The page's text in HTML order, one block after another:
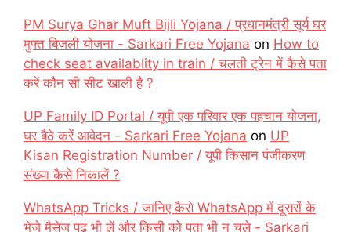
PM Surya Ghar Muft Bijli Yojana / प्रधानमंत्री सूर्य घर
मुफ्त बिजली योजना - Sarkari Free Yojana on How to
check seat availablity in train / चलती ट्रेन में कैसे पता
करें कौन सी सीट खाली है ?
UP Family ID Portal / यूपी एक परिवार एक पहचान योजना,
घर बैठे करें आवेदन - Sarkari Free Yojana on UP
Kisan Registration Number / यूपी किसान पंजीकरण
संख्या कैसे निकालें ?
WhatsApp Tricks / जानिए कैसे WhatsApp में दूसरों के
भेजे मैसेज पढ़ भी लें और किसी को पता भी न चले - Sarkari